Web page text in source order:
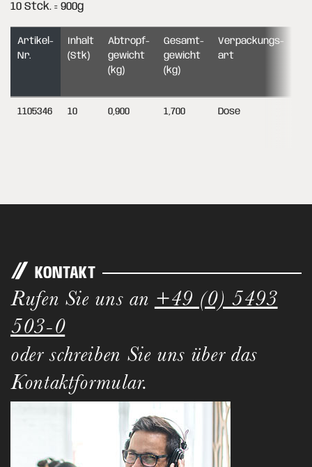
10 Stck. = 900g
Artikel-
Nr.
Inhalt
(Stk)
Abtropf­
gewicht
(kg)
Gesamt­
gewicht
(kg)
Verpackungs­
art
1105346 10 0,900 1,700 Dose
KONTAKT
Rufen Sie uns an +49 (0) 5493
503-0
oder schreiben Sie uns über das
Kontaktformular.